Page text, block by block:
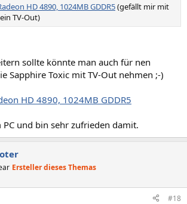
HD 4890, 1024MB GDDR5(gefällt mir mit
TV-Out)
sollte könnte man auch für nen
Sapphire Toxic mit TV-Out nehmen ;-)
HD 4890, 1024MB GDDR5
und bin sehr zufrieden damit.
Ersteller dieses Themas
#18